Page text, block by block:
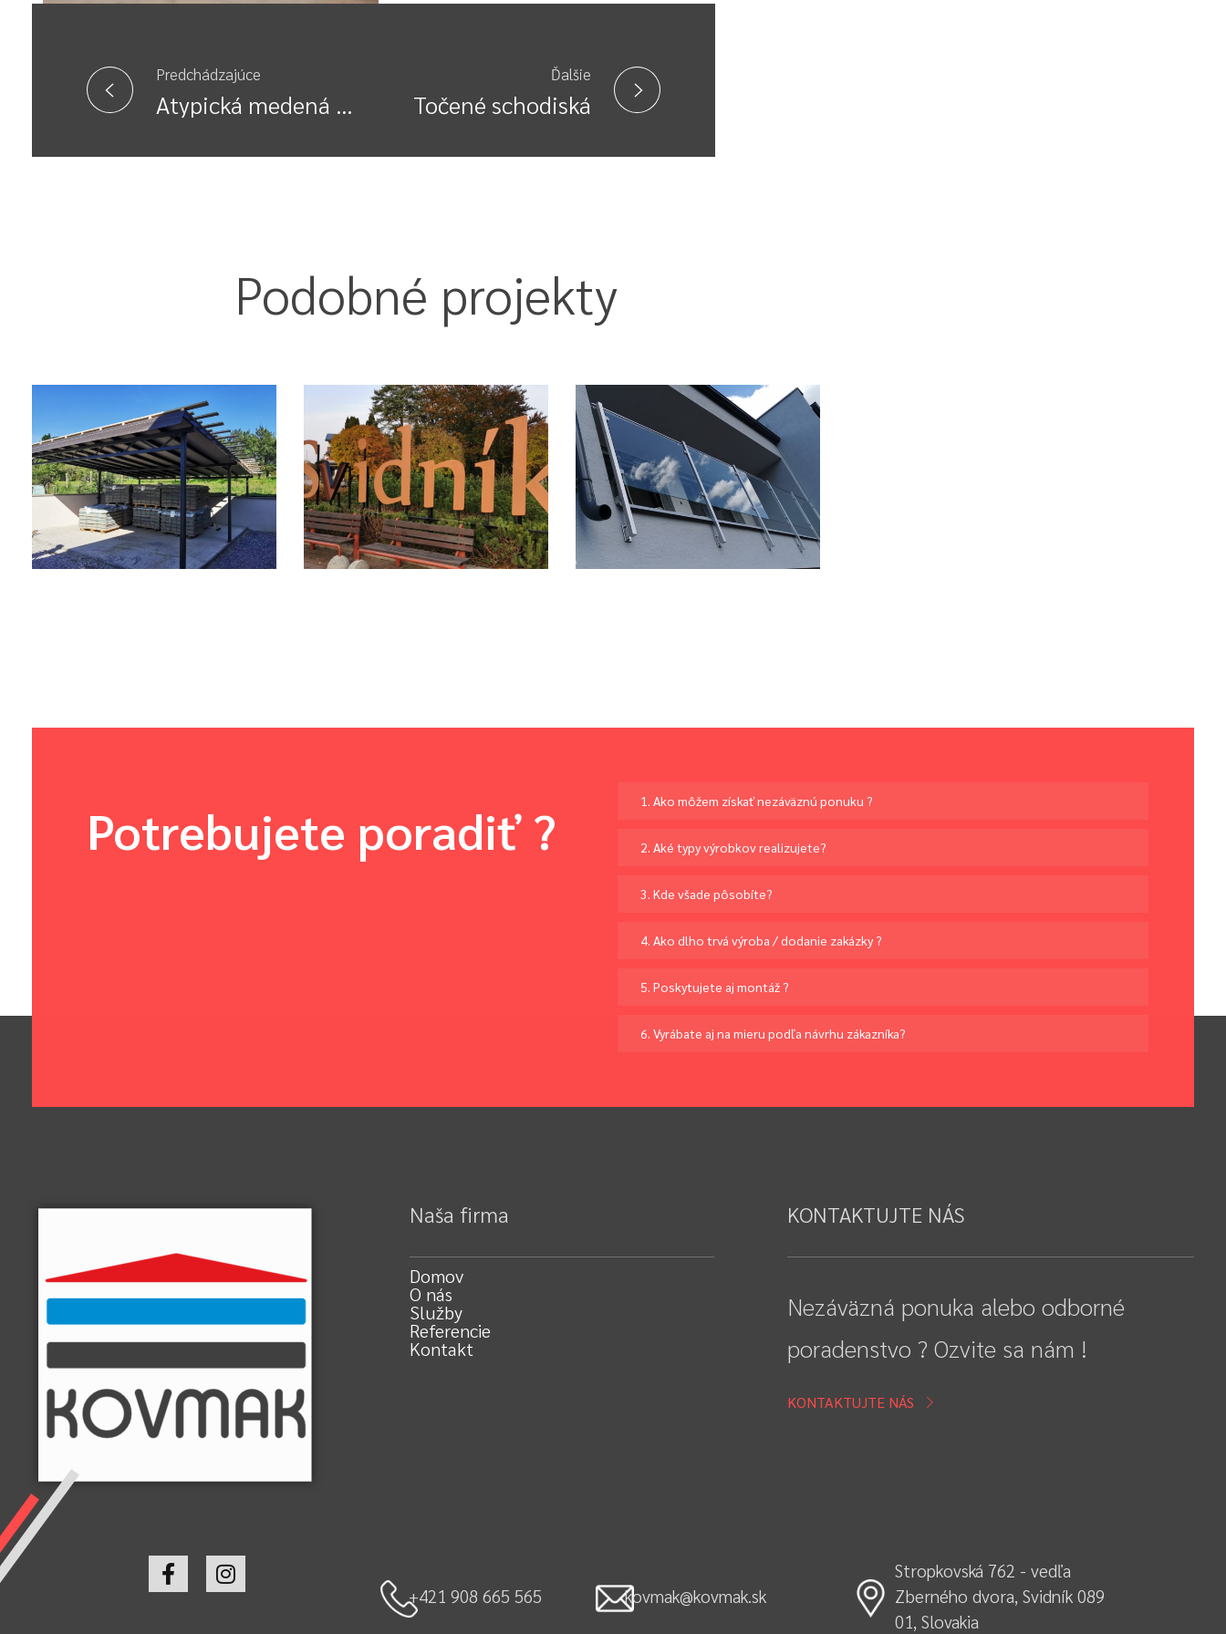
Predchádzajúce
Atypická medená stena
Ďalšie
Točené schodiská
Podobné projekty
Prístrešok Na
Autá
Svidník –
Nápis S
Trenčín –
Nerezové
Sklenárske práce
Potrebujete poradiť ? 1. Ako môžem získať nezáväznú ponuku ?
2. Aké typy výrobkov realizujete?
3. Kde všade pôsobíte?
4. Ako dlho trvá výroba / dodanie zakázky ?
5. Poskytujete aj montáž ?
6. Vyrábate aj na mieru podľa návrhu zákazníka?
Naša firma
Domov
O nás
Služby
Referencie
Kontakt
KONTAKTUJTE NÁS
Nezáväzná ponuka alebo odborné
poradenstvo ? Ozvite sa nám !
KONTAKTUJTE NÁS
+421 908 665 565 kovmak@kovmak.sk
Stropkovská 762 - vedľa
Zberného dvora, Svidník 089
01, Slovakia